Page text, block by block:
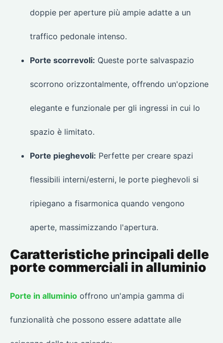
doppie per aperture più ampie adatte a un
traffico pedonale intenso.
Porte scorrevoli: Queste porte salvaspazio
scorrono orizzontalmente, offrendo un'opzione
elegante e funzionale per gli ingressi in cui lo
spazio è limitato.
Porte pieghevoli: Perfette per creare spazi
flessibili interni/esterni, le porte pieghevoli si
ripiegano a fisarmonica quando vengono
aperte, massimizzando l'apertura.
Caratteristiche principali delle
porte commerciali in alluminio
Porte in alluminio offrono un'ampia gamma di
funzionalità che possono essere adattate alle